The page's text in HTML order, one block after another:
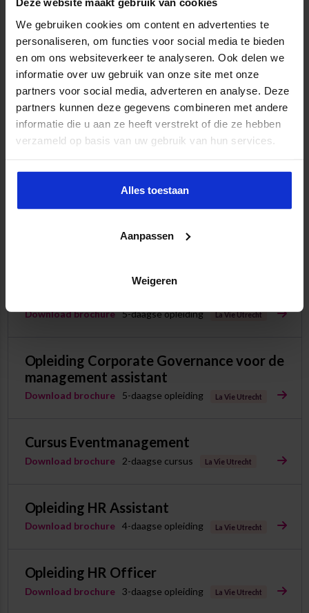
We gebruiken cookies om content en advertenties te
personaliseren, om functies voor social media te bieden
en om ons websiteverkeer te analyseren. Ook delen we
informatie over uw gebruik van onze site met onze
partners voor social media, adverteren en analyse. Deze
partners kunnen deze gegevens combineren met andere
informatie die u aan ze heeft verstrekt of die ze hebben
verzameld op basis van uw gebruik van hun services.
Alles toestaan
Aanpassen
Weigeren
Post-bachelor Management Assistant
Download brochure Opleiding La Vie Utrecht
Cursus Peak performance
Download brochure 2-daagse cursus
Aristo Meeting Center Utrecht CS
Specialisatie
Steeds meer assistants specialiseren
zich in een bepaald vakgebied. Zorg jij
Opleiding Bestuurskunde voor de
Download brochure 5-daagse opleiding La Vie Utrecht
Opleiding Corporate Governance voor de
management assistant
Download brochure 5-daagse opleiding La Vie Utrecht
Cursus Eventmanagement
Download brochure 2-daagse cursus La Vie Utrecht
Opleiding HR Assistant
Download brochure 4-daagse opleiding La Vie Utrecht
Opleiding HR Officer
Download brochure 3-daagse opleiding La Vie Utrecht